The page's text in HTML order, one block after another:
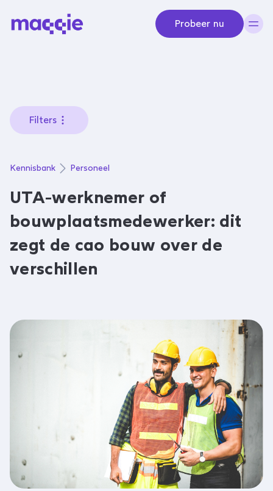
Probeer nu
Filters
Kennisbank Personeel
UTA-werknemer of
bouwplaatsmedewerker: dit
zegt de cao bouw over de
verschillen